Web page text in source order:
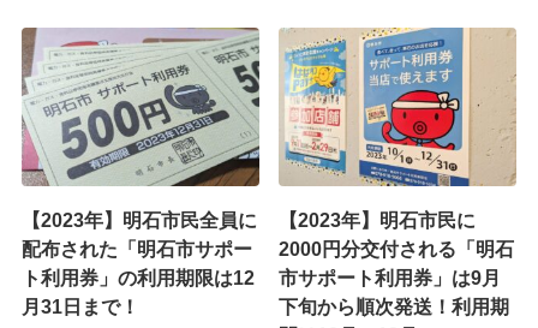
【2023年】明石市民全員に
配布された「明石市サポー
ト利用券」の利用期限は12
月31日まで！
【2023年】明石市民に
2000円分交付される「明石
市サポート利用券」は9月
下旬から順次発送！利用期